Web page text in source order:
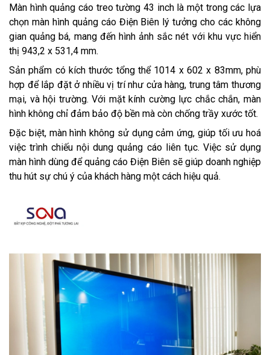
Màn hình quảng cáo treo tường 43 inch là một trong các lựa
chọn màn hình quảng cáo Điện Biên lý tưởng cho các không
gian quảng bá, mang đến hình ảnh sắc nét với khu vực hiển
thị 943,2 x 531,4 mm.
Sản phẩm có kích thước tổng thể 1014 x 602 x 83mm, phù
hợp để lắp đặt ở nhiều vị trí như cửa hàng, trung tâm thương
mại, và hội trường. Với mặt kính cường lực chắc chắn, màn
hình không chỉ đảm bảo độ bền mà còn chống trầy xước tốt.
Đặc biệt, màn hình không sử dụng cảm ứng, giúp tối ưu hoá
việc trình chiếu nội dung quảng cáo liên tục. Việc sử dụng
màn hình dùng để quảng cáo Điện Biên sẽ giúp doanh nghiệp
thu hút sự chú ý của khách hàng một cách hiệu quả.